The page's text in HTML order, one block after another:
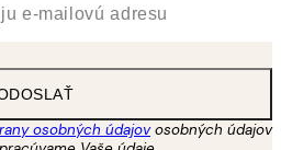
osobných údajovosobných údajov